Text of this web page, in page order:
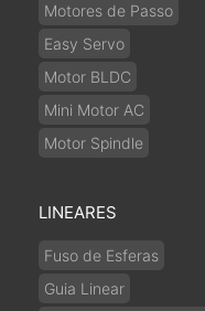
Motores de Passo
Easy Servo
Motor BLDC
Mini Motor AC
Motor Spindle
LINEARES
Fuso de Esferas
Guia Linear